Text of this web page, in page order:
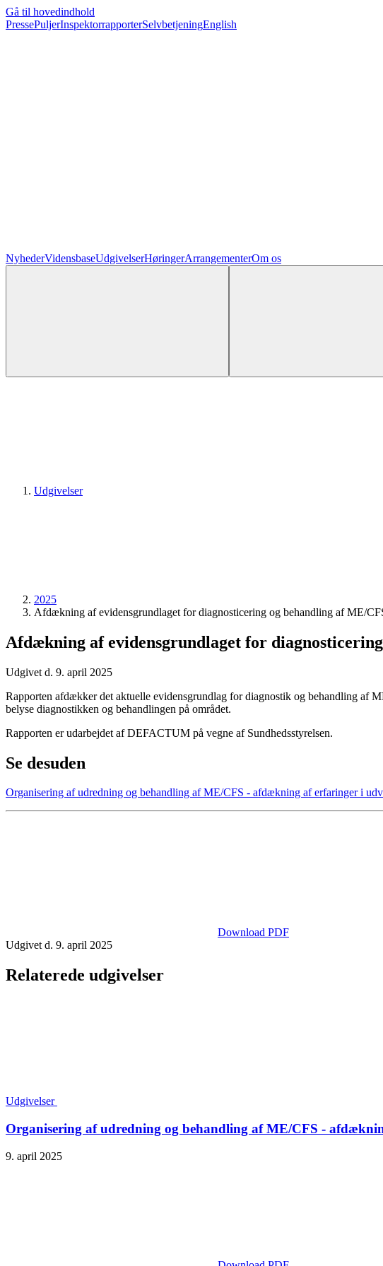
Gå til hovedindhold
PressePuljerInspektorrapporterSelvbetjeningEnglish
NyhederVidensbaseUdgivelserHøringerArrangementerOm os
Udgivelser
2025
Afdækning af evidensgrundlaget for diagnosticering og behandling af ME/
Afdækning af evidensgrundlaget for
Udgivet d. 9. april 2025
Rapporten afdækker det aktuelle evidensgrundlag for diagnostik og behandling af
belyse diagnostikken og behandlingen på området.
Rapporten er udarbejdet af DEFACTUM på vegne af Sundhedsstyrelsen.
Se desuden
Organisering af udredning og behandling af ME/CFS - afdækning af erfaringer i
Download PDF
Udgivet d. 9. april 2025
Relaterede udgivelser
Udgivelser
Organisering af udredning og behandling af ME/CFS -
9. april 2025